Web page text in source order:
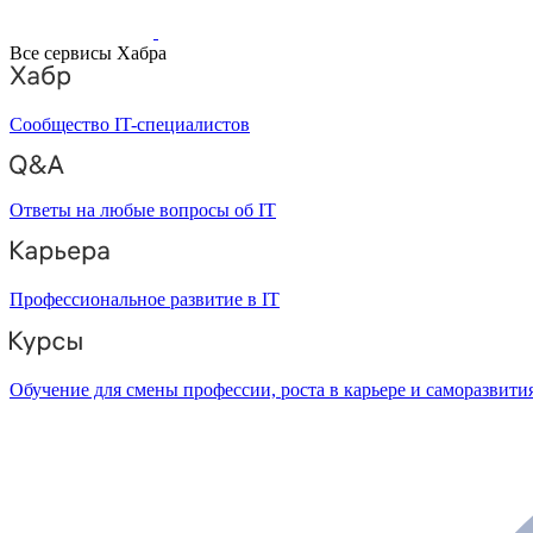
Все сервисы Хабра
Сообщество IT-специалистов
Ответы на любые вопросы об IT
Профессиональное развитие в IT
Обучение для смены профессии, роста в карьере и